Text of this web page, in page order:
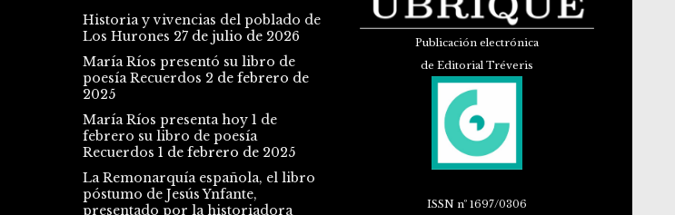
Historia y vivencias del poblado de
Los Hurones 27 de julio de 2026
María Ríos presentó su libro de
poesía Recuerdos 2 de febrero de
2025
María Ríos presenta hoy 1 de
febrero su libro de poesía
Recuerdos 1 de febrero de 2025
La Remonarquía española, el libro
póstumo de Jesús Ynfante,
presentado por la historiadora
Publicación electrónica
de Editorial Tréveris
ISSNnº 1697/0306